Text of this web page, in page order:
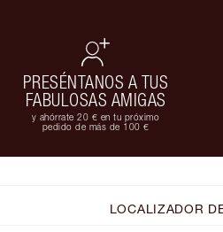
PRESÉNTANOS A TUS
FABULOSAS AMIGAS
y ahórrate 20 € en tu próximo
pedido de más de 100 €
LOCALIZADOR